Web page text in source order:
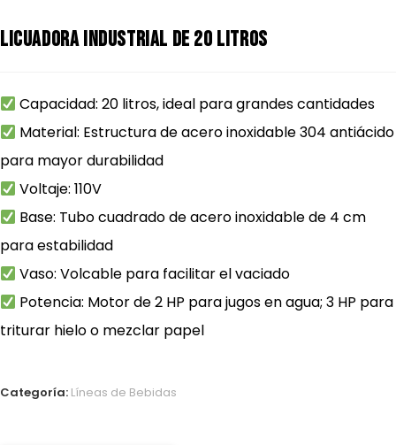
Licuadora industrial de 20 litros
Capacidad: 20 litros, ideal para grandes cantidades
Material: Estructura de acero inoxidable 304 antiácido
para mayor durabilidad
Voltaje: 110V
Base: Tubo cuadrado de acero inoxidable de 4 cm
para estabilidad
Vaso: Volcable para facilitar el vaciado
Potencia: Motor de 2 HP para jugos en agua; 3 HP para
triturar hielo o mezclar papel
Categoría: Líneas de Bebidas